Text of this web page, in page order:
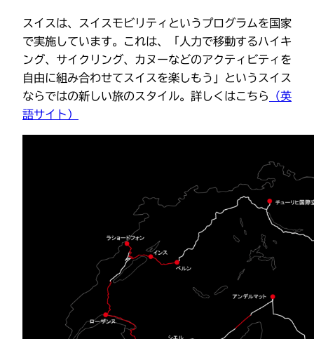
スイスは、スイスモビリティというプログラムを国家
で実施しています。これは、「人力で移動するハイキ
ング、サイクリング、カヌーなどのアクティビティを
自由に組み合わせてスイスを楽しもう」というスイス
ならではの新しい旅のスタイル。詳しくはこちら
（英
語サイト）